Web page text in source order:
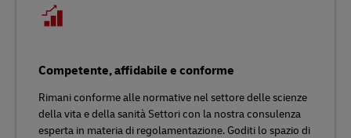
Competente, affidabile e conforme
Rimani conforme alle normative nel settore delle scienze
della vita e della sanità Settori con la nostra consulenza
esperta in materia di regolamentazione. Goditi lo spazio di